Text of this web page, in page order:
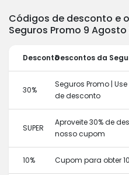
Códigos de desconto e
Seguros Promo 9 Agosto
DescontoDescontos da
30%
Seguros Promo |
de desconto
SUPER
Aproveite 30% de
nosso cupom
10% Cupom para obter